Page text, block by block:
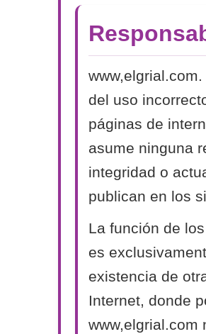
del uso
páginas de
asume ninguna
integridad o
publican en los
La función de
es
existencia de
Internet, donde
www,elgrial.com